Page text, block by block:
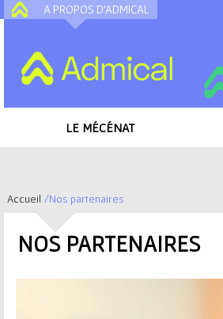
A PROPOS D'ADMICAL
LE MÉCÉNAT
Accueil /Nos partenaires
NOS PARTENAIRES